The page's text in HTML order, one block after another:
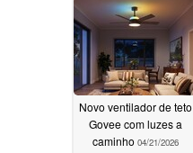
Novo ventilador de teto
Govee com luzes a
caminho 04/21/2026